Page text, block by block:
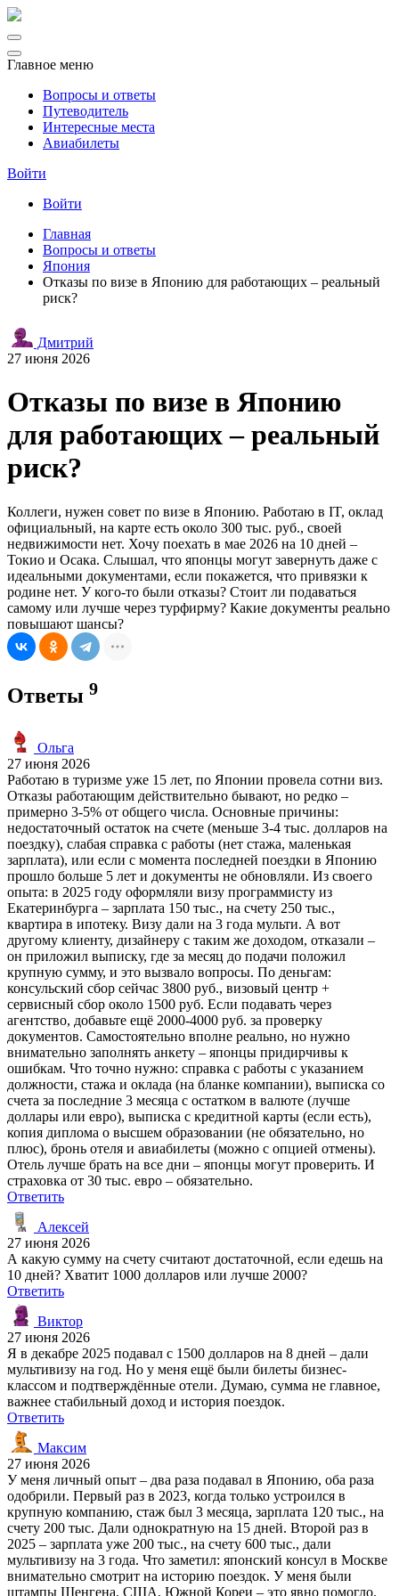
Главное меню
Вопросы и ответы
Путеводитель
Интересные места
Авиабилеты
Войти
Войти
Главная
Вопросы и ответы
Япония
Отказы по визе в Японию для работающих – реальный
риск?
Дмитрий
27 июня 2026
Отказы по визе в Японию
для работающих – реальный
риск?
Коллеги, нужен совет по визе в Японию. Работаю в IT, оклад
официальный, на карте есть около 300 тыс. руб., своей
недвижимости нет. Хочу поехать в мае 2026 на 10 дней –
Токио и Осака. Слышал, что японцы могут завернуть даже с
идеальными документами, если покажется, что привязки к
родине нет. У кого-то были отказы? Стоит ли подаваться
самому или лучше через турфирму? Какие документы реально
повышают шансы?
Ответы 9
Ольга
27 июня 2026
Работаю в туризме уже 15 лет, по Японии провела сотни виз.
Отказы работающим действительно бывают, но редко –
примерно 3-5% от общего числа. Основные причины:
недостаточный остаток на счете (меньше 3-4 тыс. долларов на
поездку), слабая справка с работы (нет стажа, маленькая
зарплата), или если с момента последней поездки в Японию
прошло больше 5 лет и документы не обновляли. Из своего
опыта: в 2025 году оформляли визу программисту из
Екатеринбурга – зарплата 150 тыс., на счету 250 тыс.,
квартира в ипотеку. Визу дали на 3 года мульти. А вот
другому клиенту, дизайнеру с таким же доходом, отказали –
он приложил выписку, где за месяц до подачи положил
крупную сумму, и это вызвало вопросы. По деньгам:
консульский сбор сейчас 3800 руб., визовый центр +
сервисный сбор около 1500 руб. Если подавать через
агентство, добавьте ещё 2000-4000 руб. за проверку
документов. Самостоятельно вполне реально, но нужно
внимательно заполнять анкету – японцы придирчивы к
ошибкам. Что точно нужно: справка с работы с указанием
должности, стажа и оклада (на бланке компании), выписка со
счета за последние 3 месяца с остатком в валюте (лучше
доллары или евро), выписка с кредитной карты (если есть),
копия диплома о высшем образовании (не обязательно, но
плюс), бронь отеля и авиабилеты (можно с опцией отмены).
Отель лучше брать на все дни – японцы могут проверить. И
страховка от 30 тыс. евро – обязательно.
Ответить
Алексей
27 июня 2026
А какую сумму на счету считают достаточной, если едешь на
10 дней? Хватит 1000 долларов или лучше 2000?
Ответить
Виктор
27 июня 2026
Я в декабре 2025 подавал с 1500 долларов на 8 дней – дали
мультивизу на год. Но у меня ещё были билеты бизнес-
классом и подтверждённые отели. Думаю, сумма не главное,
важнее стабильный доход и история поездок.
Ответить
Максим
27 июня 2026
У меня личный опыт – два раза подавал в Японию, оба раза
одобрили. Первый раз в 2023, когда только устроился в
крупную компанию, стаж был 3 месяца, зарплата 120 тыс., на
счету 200 тыс. Дали однократную на 15 дней. Второй раз в
2025 – зарплата уже 200 тыс., на счету 600 тыс., дали
мультивизу на 3 года. Что заметил: японский консул в Москве
внимательно смотрит на историю поездок. У меня были
штампы Шенгена, США, Южной Кореи – это явно помогло.